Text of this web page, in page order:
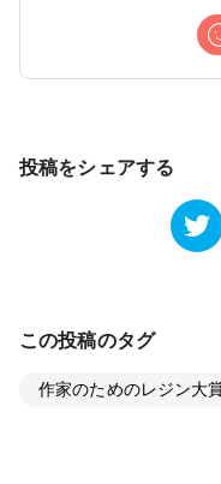
投稿をシェアする
この投稿のタグ
作家のためのレジン大